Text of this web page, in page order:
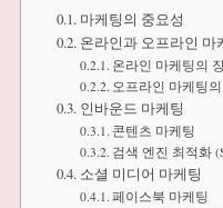
마케팅의 중요성
온라인과 오프라인 마
온라인 마케팅의
오프라인 마케팅
인바운드 마케팅
콘텐츠 마케팅
검색 엔진 최적화
소셜 미디어 마케팅
페이스북 마케팅